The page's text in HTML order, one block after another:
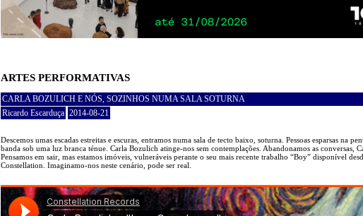
ARTES PERFORMATIVAS
CARLA BOZULICH E NÓS, SOZINHOS NUMA SALA SOTURNA
Ricardo Escarduça 2014-08-21
Descemos umas escadas estreitas e escuras, entramos numa sala de tecto baixo, soturna. Pessoas esparsas na
banda sob uma luz branca ténue. Carla Bozulich atinge-nos sem contemplações. Abandonamos as conversas,
Pensamos em sair, mas estamos imóveis, vulneráveis perante o seu mais recente trabalho “Boy” disponível
Constellation. Imaginamo-nos neste cenário, pode ser real.